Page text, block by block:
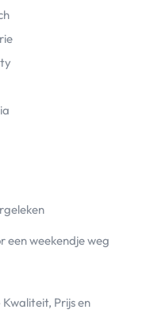
een weekendje weg
Prijs en